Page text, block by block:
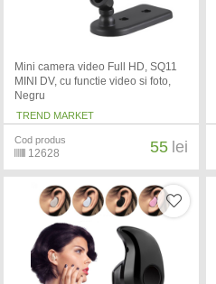
Mini camera video Full HD, SQ11
MINI DV, cu functie video si foto,
Negru
TREND MARKET
Cod produs
12628 55 lei